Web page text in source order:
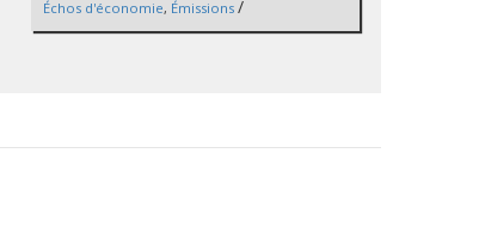
Échos d'économie, Émissions /